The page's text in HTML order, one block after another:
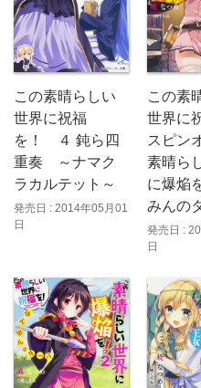
この素晴らしい
世界に祝福
を！ ４ 鈍ら四
重奏 ～ナマク
ラカルテット～
発売日 : 2014年05月01
日
この素
世界に
スピン
素晴ら
に爆焔
みんの
発売日 :
日